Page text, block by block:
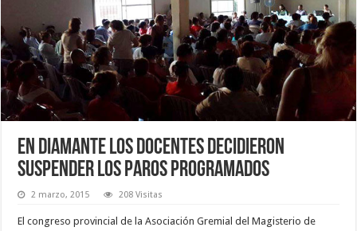
En Diamante los docentes decidieron
suspender los paros programados
2 marzo, 2015 208 Visitas
El congreso provincial de la Asociación Gremial del Magisterio de